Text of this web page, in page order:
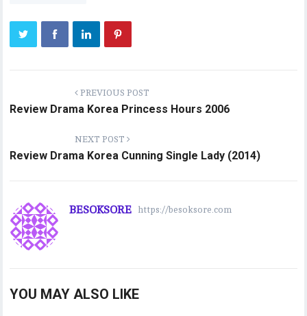
PREVIOUS POST
Review Drama Korea Princess Hours 2006
NEXT POST
Review Drama Korea Cunning Single Lady (2014)
BESOKSORE https://besoksore.com
YOU MAY ALSO LIKE